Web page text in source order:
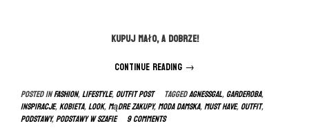
Kupuj mało, A DOBRZE!
Continue reading “Podstawy
garderoby”
→
Posted inFASHION,LIFESTYLE,OUTFIT POST Taggedagnessgal,garderoba,
inspiracje,kobieta,look,mądre zakupy,moda damska,must have,outfit,
podstawy,podstawy w szafie 9 Comments